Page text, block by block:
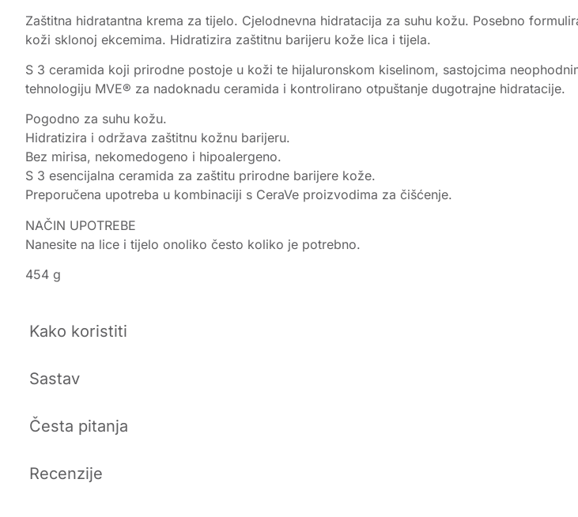
Zaštitna hidratantna krema za tijelo. Cjelodnevna hidratacija za suhu kožu. Posebno
koži sklonoj ekcemima. Hidratizira zaštitnu barijeru kože lica i tijela.
S 3 ceramida koji prirodne postoje u koži te hijaluronskom kiselinom, sastojcima
tehnologiju MVE® za nadoknadu ceramida i kontrolirano otpuštanje dugotrajne hidratacije.
Pogodno za suhu kožu.
Hidratizira i održava zaštitnu kožnu barijeru.
Bez mirisa, nekomedogeno i hipoalergeno.
S 3 esencijalna ceramida za zaštitu prirodne barijere kože.
Preporučena upotreba u kombinaciji s CeraVe proizvodima za čišćenje.
NAČIN UPOTREBE
Nanesite na lice i tijelo onoliko često koliko je potrebno.
454 g
Kako koristiti
Sastav
Česta pitanja
Recenzije